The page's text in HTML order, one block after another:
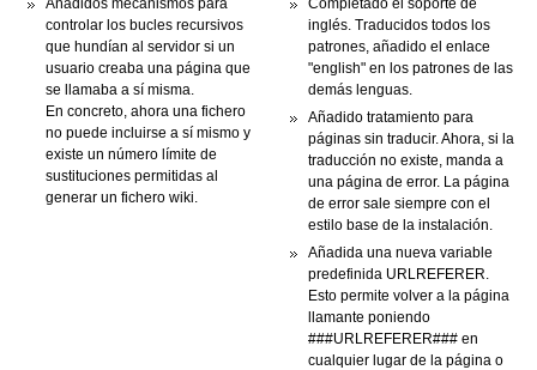
Añadidos mecanismos para
controlar los bucles recursivos
que hundían al servidor si un
usuario creaba una página que
se llamaba a sí misma.
En concreto, ahora una fichero
no puede incluirse a sí mismo y
existe un número límite de
sustituciones permitidas al
generar un fichero wiki.
Completado el soporte de
inglés. Traducidos todos los
patrones, añadido el enlace
"english" en los patrones de las
demás lenguas.
Añadido tratamiento para
páginas sin traducir. Ahora, si la
traducción no existe, manda a
una página de error. La página
de error sale siempre con el
estilo base de la instalación.
Añadida una nueva variable
predefinida URLREFERER.
Esto permite volver a la página
llamante poniendo
###URLREFERER### en
cualquier lugar de la página o